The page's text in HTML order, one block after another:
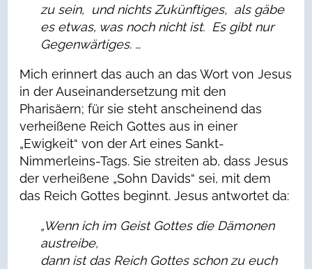
zu sein, und nichts Zukünftiges, als gäbe
es etwas, was noch nicht ist. Es gibt nur
Gegenwärtiges. …
Mich erinnert das auch an das Wort von Jesus
in der Auseinandersetzung mit den
Pharisäern; für sie steht anscheinend das
verheißene Reich Gottes aus in einer
„Ewigkeit“ von der Art eines Sankt-
Nimmerleins-Tags. Sie streiten ab, dass Jesus
der verheißene „Sohn Davids“ sei, mit dem
das Reich Gottes beginnt. Jesus antwortet da:
„Wenn ich im Geist Gottes die Dämonen
austreibe,
dann ist das Reich Gottes schon zu euch